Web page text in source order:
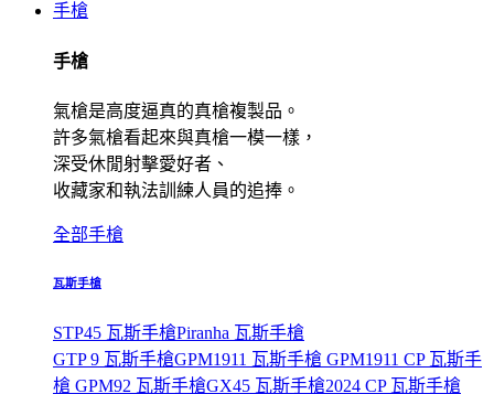
手槍
手槍
氣槍是高度逼真的真槍複製品。
許多氣槍看起來與真槍一模一樣，
深受休閒射擊愛好者、
收藏家和執法訓練人員的追捧。
全部手槍
瓦斯手槍
STP45 瓦斯手槍Piranha 瓦斯手槍
GTP 9 瓦斯手槍GPM1911 瓦斯手槍 GPM1911 CP 瓦斯手
槍 GPM92 瓦斯手槍GX45 瓦斯手槍2024 CP 瓦斯手槍